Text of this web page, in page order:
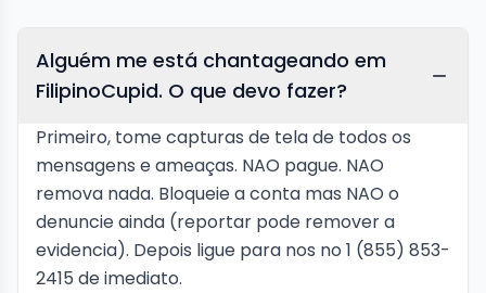
Alguém me está chantageando em
FilipinoCupid. O que devo fazer?
Primeiro, tome capturas de tela de todos os
mensagens e ameaças. NAO pague. NAO
remova nada. Bloqueie a conta mas NAO o
denuncie ainda (reportar pode remover a
evidencia). Depois ligue para nos no 1 (855) 853-
2415 de imediato.